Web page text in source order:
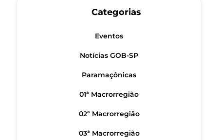
Categorias
Eventos
Notícias GOB-SP
Paramaçônicas
01ª Macrorregião
02ª Macrorregião
03ª Macrorregião